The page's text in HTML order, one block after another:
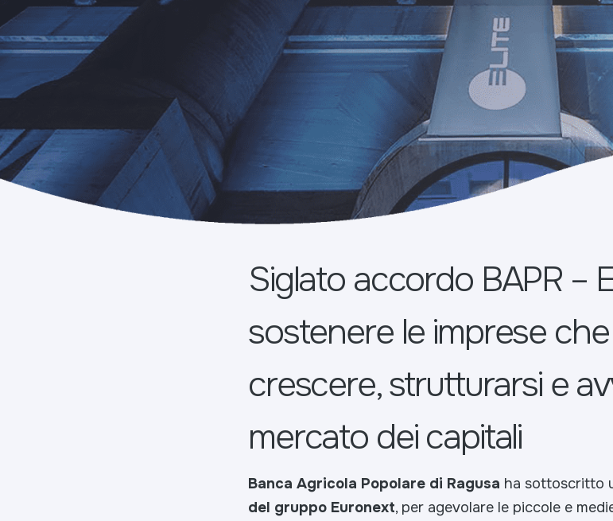
Siglato accordo BAPR –
sostenere le imprese
crescere, strutturarsi e
mercato dei capitali
Banca Agricola Popolare di Ragusa ha sottoscritto
del gruppo Euronext, per agevolare le piccole e